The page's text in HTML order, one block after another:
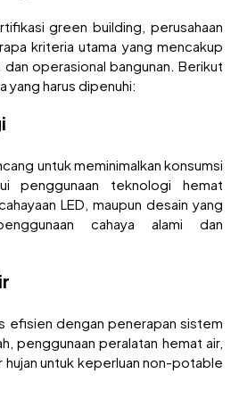
green building, perusahaan
kriteria utama yang mencakup
operasional bangunan. Berikut
yang harus dipenuhi:
untuk meminimalkan konsumsi
penggunaan teknologi hemat
LED, maupun desain yang
cahaya alami dan
efisien dengan penerapan sistem
penggunaan peralatan hemat air,
hujan untuk keperluan non-potable